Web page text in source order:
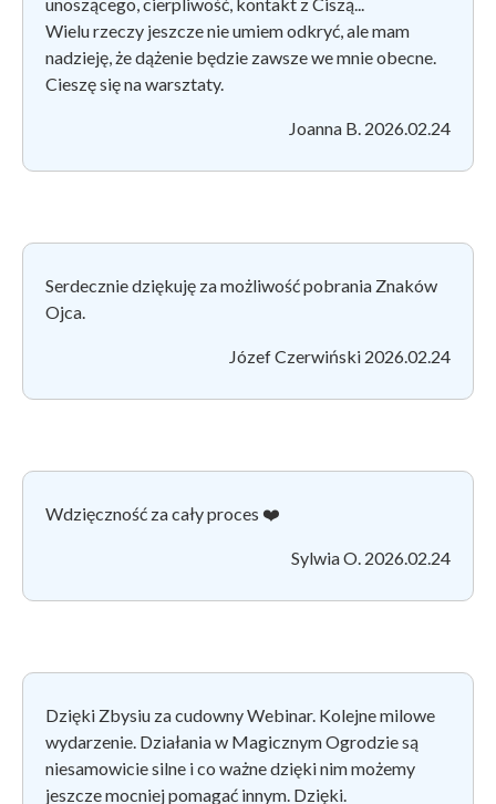
Wielu rzeczy jeszcze nie umiem odkryć, ale mam
nadzieję, że dążenie będzie zawsze we mnie obecne.
Cieszę się na warsztaty.
Joanna B. 2026.02.24
Serdecznie dziękuję za możliwość pobrania Znaków
Ojca.
Józef Czerwiński 2026.02.24
Wdzięczność za cały proces ❤️
Sylwia O. 2026.02.24
Dzięki Zbysiu za cudowny Webinar. Kolejne milowe
wydarzenie. Działania w Magicznym Ogrodzie są
niesamowicie silne i co ważne dzięki nim możemy
jeszcze mocniej pomagać innym. Dzięki.